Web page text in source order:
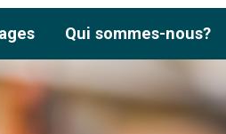
Qui sommes-nous?